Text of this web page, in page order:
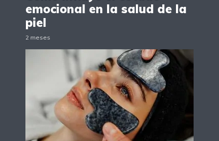
emocional en la salud de la
piel
2 meses